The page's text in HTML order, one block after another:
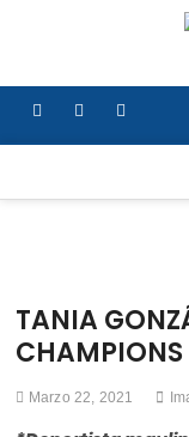
facebooktwitterinstagram
TANIA
CHAMPIONS
Marzo 22, 2021